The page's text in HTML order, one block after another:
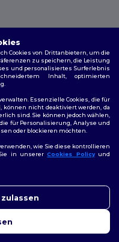
|
|Essen|Dortmund|
Cookies von Drittanbietern, um die
zu speichern, die Leistung
und personalisiertes Surferlebnis
Inhalt, optimierten
Essenzielle Cookies, die für
können nicht deaktiviert werden, da
sind. Sie können jedoch wählen,
für Personalisierung, Analyse und
oder blockieren möchten.
wie Sie diese kontrollieren
Sie in unsererCookies Policyund
kontaktieren.
helfen.